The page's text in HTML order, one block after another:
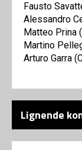
Fausto
Alessandro
Matteo Prina
Martino
Arturo Garra
Lignende